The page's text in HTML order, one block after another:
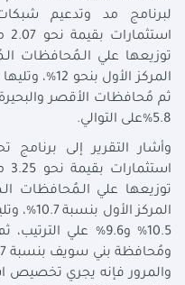
لبرنامج مد وتدعيم
توزيعها علي الـمُحافظات
5.8%على التوالي.
وأشار التقرير إلى
توزيعها علي الـمُحافظات
المركز